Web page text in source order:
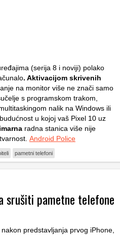
(serija 8 i noviji) polako
. Aktivacijom skrivenih
na monitor više ne znači samo
s programskom trakom,
nalik na Windows ili
u kojoj vaš Pixel 10 uz
radna stanica više nije
Android Police
pametni telefoni
srušiti pametne telefone
predstavljanja prvog iPhone,